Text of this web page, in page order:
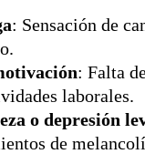
: Sensación de
: Falta
laborales.
o depresión
de